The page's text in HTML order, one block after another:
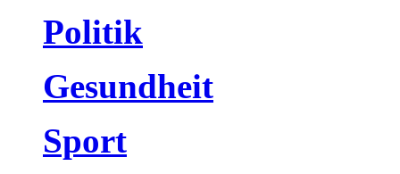
Politik
Gesundheit
Sport